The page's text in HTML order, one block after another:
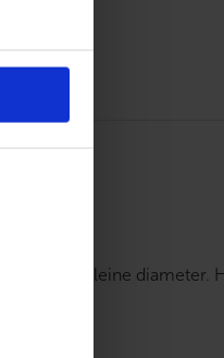
een kleine diameter.